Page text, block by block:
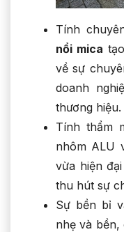
Tính
nổi mica
về sự
doanh
thương hiệu.
Tính thẩm
nhôm ALU
vừa hiện
thu hút sự
Sự bền bỉ
nhẹ và